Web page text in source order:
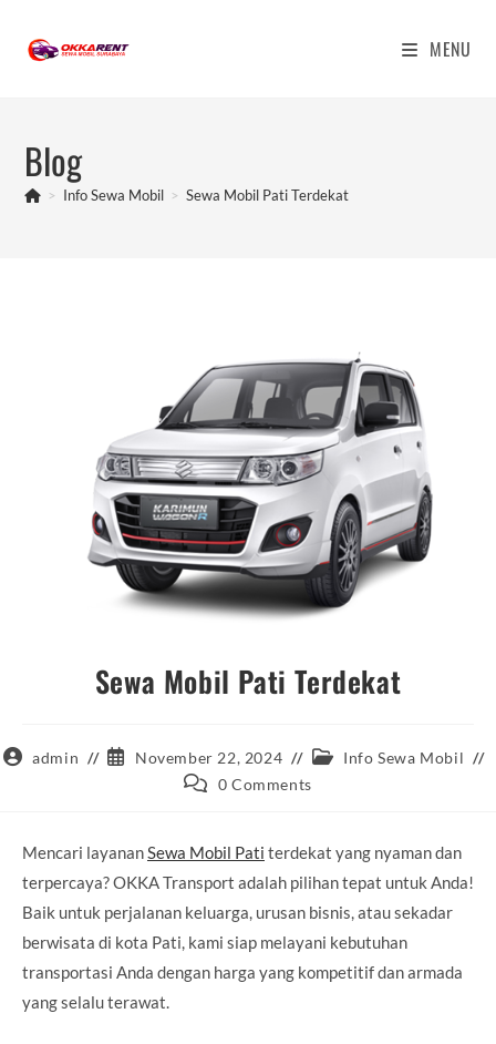
content
MENU
Blog
> Info Sewa Mobil > Sewa Mobil Pati Terdekat
Sewa Mobil Pati Terdekat
Postadmin
Post
published:
November 22, 2024
Post Info Sewa Mobil
Post 0 Comments
Mencari layananSewa Mobil Pati terdekat yang nyaman dan
terpercaya? OKKA Transport adalah pilihan tepat untuk Anda!
Baik untuk perjalanan keluarga, urusan bisnis, atau sekadar
berwisata di kota Pati, kami siap melayani kebutuhan
transportasi Anda dengan harga yang kompetitif dan armada
yang selalu terawat.